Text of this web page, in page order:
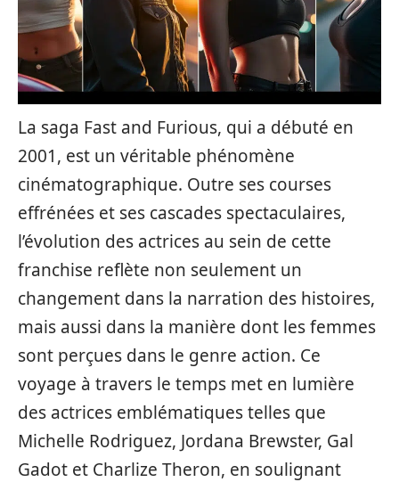
La saga Fast and Furious, qui a débuté en
2001, est un véritable phénomène
cinématographique. Outre ses courses
effrénées et ses cascades spectaculaires,
l’évolution des actrices au sein de cette
franchise reflète non seulement un
changement dans la narration des histoires,
mais aussi dans la manière dont les femmes
sont perçues dans le genre action. Ce
voyage à travers le temps met en lumière
des actrices emblématiques telles que
Michelle Rodriguez, Jordana Brewster, Gal
Gadot et Charlize Theron, en soulignant